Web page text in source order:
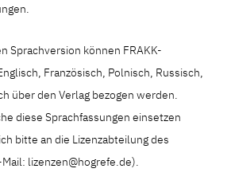
Sprachversion können FRAKK-
Französisch, Polnisch, Russisch,
über den Verlag bezogen werden.
diese Sprachfassungen einsetzen
bitte an die Lizenzabteilung des
lizenzen@hogrefe.de).